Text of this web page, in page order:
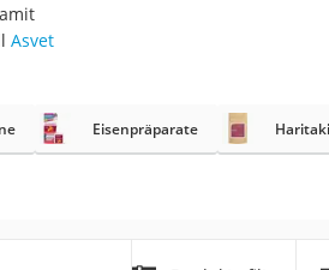
Asvet
Eisenpräparate Haritaki